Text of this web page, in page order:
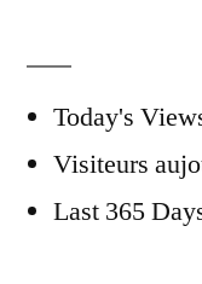
Today's
Visiteurs
Last 365